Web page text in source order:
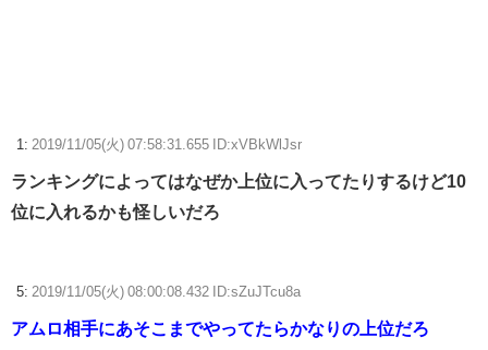
【競馬】G1・2勝 アスコリピチェーノが引退 繁殖入りへ
1: 2019/11/05(火) 07:58:31.655 ID:xVBkWlJsr
ランキングによってはなぜか上位に入ってたりするけど10
位に入れるかも怪しいだろ
5: 2019/11/05(火) 08:00:08.432 ID:sZuJTcu8a
アムロ相手にあそこまでやってたらかなりの上位だろ